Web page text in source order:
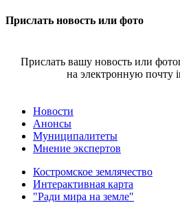
Прислать новость или фото
Прислать вашу новость или
на электронную почту
Новости
Анонсы
Муниципалитеты
Мнение экспертов
Костромское землячество
Интерактивная карта
"Ради мира на земле"